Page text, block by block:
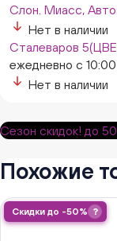
Слон. Миасс,
Нет в наличии
Сталеваров
ежедневно с
Нет в наличии
Сезон скидок! до
Похожие
Скидки до -50% ?